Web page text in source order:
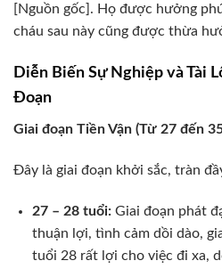
[Nguồn gốc]. Họ được hưởng
cháu sau này cũng được thừa
Diễn Biến Sự Nghiệp và Tài
Đoạn
Giai đoạn Tiền Vận (Từ 27 đến
Đây là giai đoạn khởi sắc, tràn
27 – 28 tuổi:Giai đoạn phát
thuận lợi, tình cảm dồi dào,
tuổi 28 rất lợi cho việc đi xa,